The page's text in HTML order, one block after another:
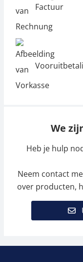
Factuur
We
Heb je hulp
Neem contact
over producten,